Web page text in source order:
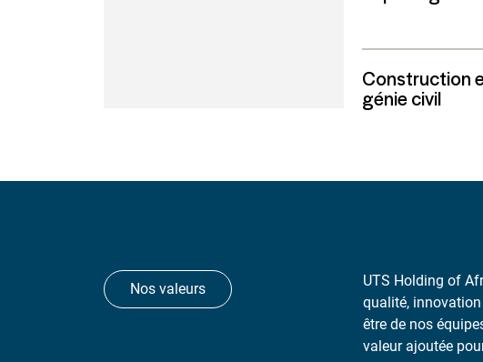
Construction
génie civil
Nos valeurs
UTS Holding of
qualité,
être de nos
valeur ajoutée